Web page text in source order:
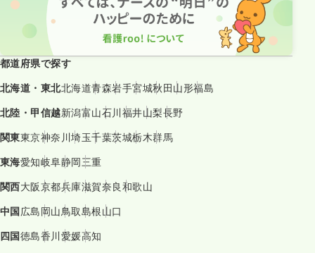
都道府県で探す
北海道・東北北海道青森岩手宮城秋田山形福島
北陸・甲信越新潟富山石川福井山梨長野
関東東京神奈川埼玉千葉茨城栃木群馬
東海愛知岐阜静岡三重
関西大阪京都兵庫滋賀奈良和歌山
中国広島岡山鳥取島根山口
四国徳島香川愛媛高知